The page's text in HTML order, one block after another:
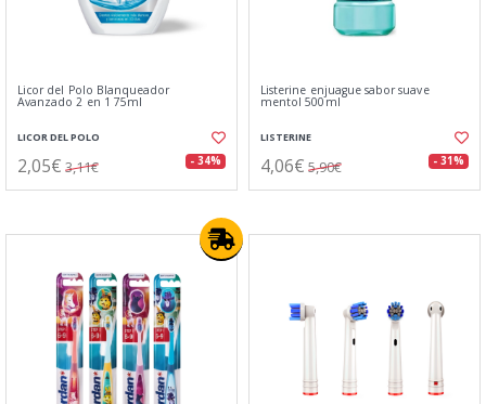
Licor del Polo Blanqueador
Avanzado 2 en 1 75ml
LICOR DEL POLO
2,05€ 3,11€ - 34%
Listerine enjuague sabor suave
mentol 500ml
LISTERINE
4,06€ 5,90€ - 31%